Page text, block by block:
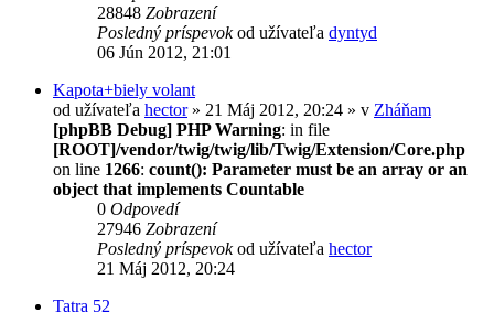
28848 Zobrazení
Posledný príspevokod užívateľa dyntyd
06 Jún 2012, 21:01
Kapota+biely volant
od užívateľa hector» 21 Máj 2012, 20:24 » v Zháňam
[phpBB Debug] PHP Warning: in file
[ROOT]/vendor/twig/twig/lib/Twig/Extension/Core.php
on line 1266: count(): Parameter must be an array or an
object that implements Countable
0 Odpovedí
27946 Zobrazení
Posledný príspevokod užívateľa hector
21 Máj 2012, 20:24
Tatra 52